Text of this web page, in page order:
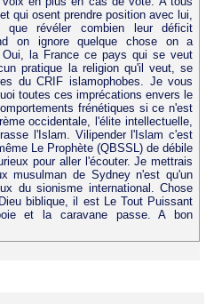
qui osent prendre position avec lui,
révéler combien leur déficit
on ignore quelque chose on a
la France ce pays qui se veut
pratique la religion qu'il veut, se
du CRIF islamophobes. Je vous
toutes ces imprécations envers le
frénétiques si ce n'est
occidentale, l'élite intellectuelle,
l'Islam. Vilipender l'Islam c'est
Le Prophète (QBSSL) de débile
pour aller l'écouter. Je mettrais
musulman de Sydney n'est qu'un
du sionisme international. Chose
biblique, il est Le Tout Puissant
et la caravane passe. A bon